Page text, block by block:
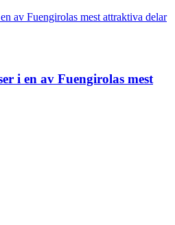
i en av Fuengirolas mest